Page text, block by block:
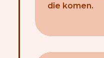
die komen.